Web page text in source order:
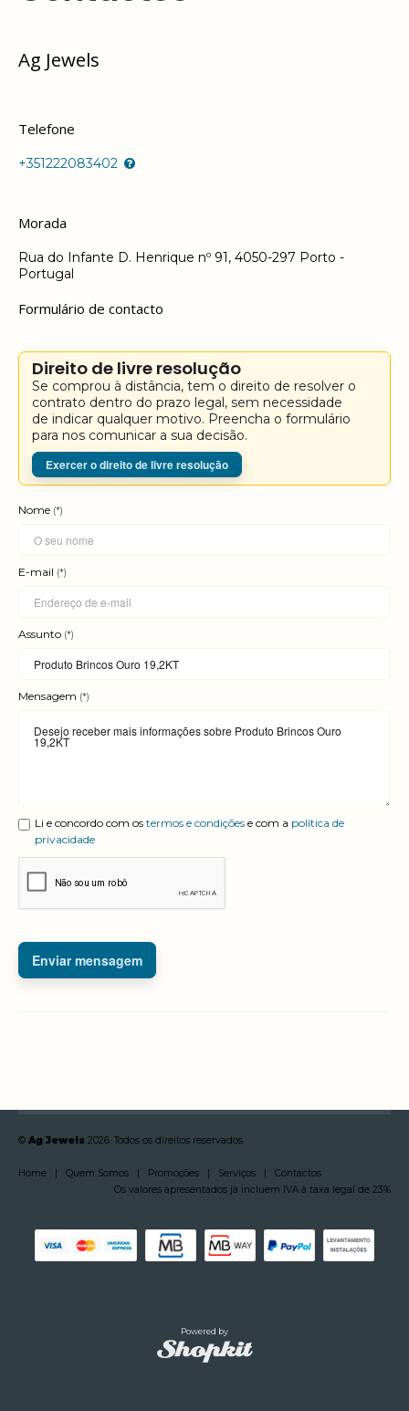
Ag Jewels
Telefone
+351222083402
Morada
Rua do Infante D. Henrique nº 91, 4050-297 Porto -
Portugal
Formulário de contacto
Direito de livre resolução
Se comprou à distância, tem o direito de resolver o
contrato dentro do prazo legal, sem necessidade
de indicar qualquer motivo. Preencha o formulário
para nos comunicar a sua decisão.
Exercer o direito de livre resolução
Nome (*)
E-mail (*)
Assunto (*)
Mensagem (*)
Li e concordo com os termos e condições e com a política de
privacidade
Enviar mensagem
© Ag Jewels 2026. Todos os direitos reservados.
Home | Quem Somos | Promoções | Serviços | Contactos
Os valores apresentados já incluem IVA à taxa legal de 23%
Powered by